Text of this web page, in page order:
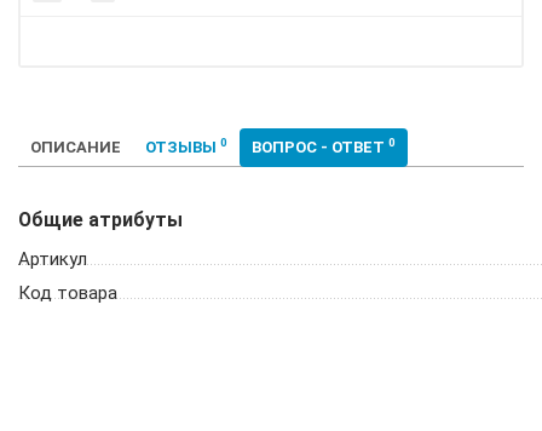
ОПИСАНИЕ ОТЗЫВЫ 0 ВОПРОС - ОТВЕТ 0
Общие атрибуты
Артикул
Код товара